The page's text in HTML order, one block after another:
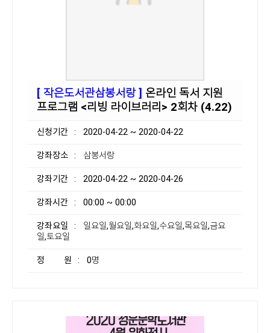
[ 작은도서관삼봉서랑 ] 온라인 독서 지원
프로그램 <리빙 라이브러리> 2회차 (4.22)
신청기간 : 2020-04-22 ~ 2020-04-22
강좌장소 : 삼봉서랑
강좌기간 : 2020-04-22 ~ 2020-04-26
강좌시간 : 00:00 ~ 00:00
강좌요일
: 일요일,월요일,화요일,수요일,목요일,금요
일,토요일
정 원 : 0명